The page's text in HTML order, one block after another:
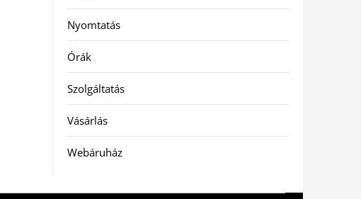
Nyomtatás
Órák
Szolgáltatás
Vásárlás
Webáruház